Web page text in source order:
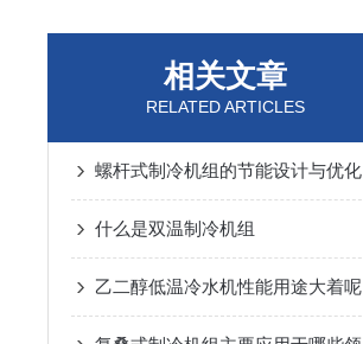
相关文章
RELATED ARTICLES
什么是双温制冷机组
乙二醇低温冷水机性能用途大着呢